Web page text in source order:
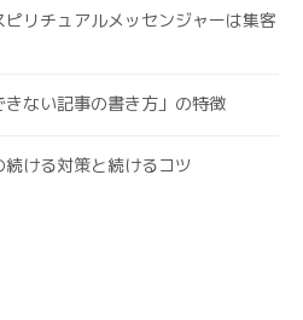
リチュアルメッセンジャーは集客
ない記事の書き方」の特徴
ける対策と続けるコツ